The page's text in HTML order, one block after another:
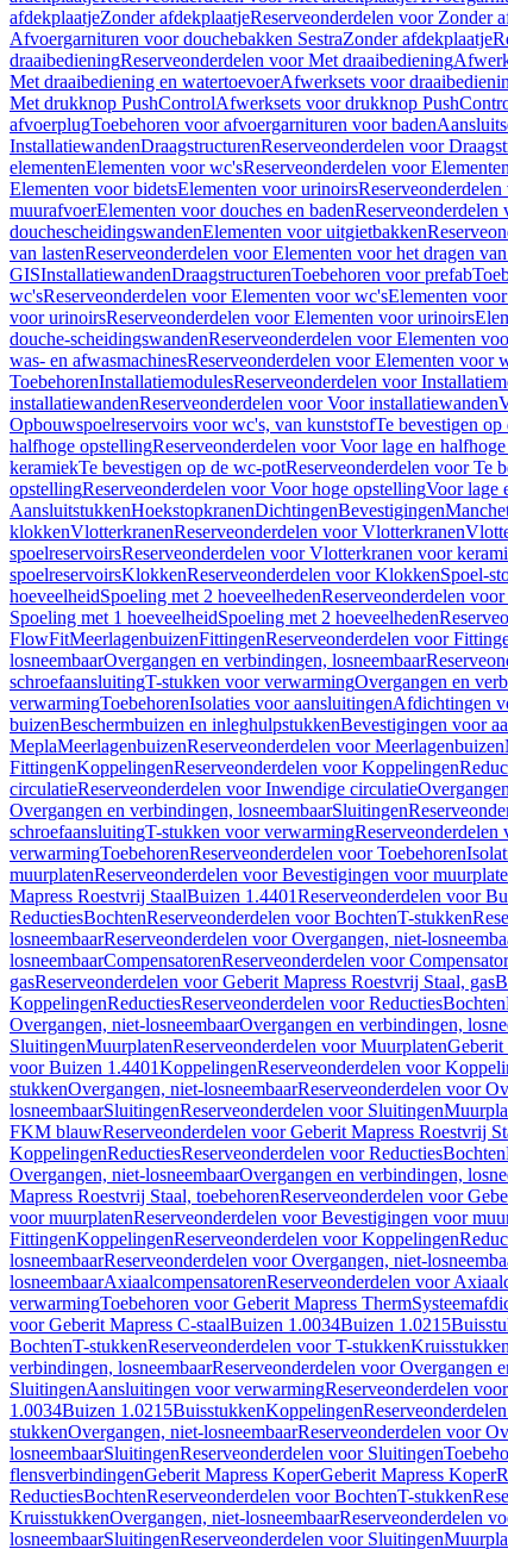
afdekplaatjeZonder afdekplaatjeReserveonderdelen voor Zonder
Afvoergarnituren voor douchebakken SestraZonder afdekplaatje
draaibedieningReserveonderdelen voor Met draaibediening
Met draaibediening en watertoevoerAfwerksets voor
Met drukknop PushControlAfwerksets voor drukknop
afvoerplugToebehoren voor afvoergarnituren voor baden
InstallatiewandenDraagstructurenReserveonderdelen voor
elementenElementen voor wc'sReserveonderdelen voor
Elementen voor bidetsElementen voor urinoirs
muurafvoerElementen voor douches en badenReserveonderdelen
douchescheidingswandenElementen voor uitgietbakken
van lastenReserveonderdelen voor Elementen voor het dragen
GISInstallatiewandenDraagstructurenToebehoren voor prefab
wc'sReserveonderdelen voor Elementen voor wc'sElementen
voor urinoirsReserveonderdelen voor Elementen voor urinoirs
douche-scheidingswandenReserveonderdelen voor Elementen
was- en afwasmachinesReserveonderdelen voor Elementen voor
ToebehorenInstallatiemodulesReserveonderdelen voor
installatiewandenReserveonderdelen voor Voor installatiewanden
Opbouwspoelreservoirs voor wc's, van kunststofTe bevestigen
halfhoge opstellingReserveonderdelen voor Voor lage en
keramiekTe bevestigen op de wc-potReserveonderdelen voor Te
opstellingReserveonderdelen voor Voor hoge opstellingVoor lage
AansluitstukkenHoekstopkranenDichtingenBevestigingen
klokkenVlotterkranenReserveonderdelen voor Vlotterkranen
spoelreservoirsReserveonderdelen voor Vlotterkranen voor
spoelreservoirsKlokkenReserveonderdelen voor KlokkenSpoel-
hoeveelheidSpoeling met 2 hoeveelhedenReserveonderdelen
Spoeling met 1 hoeveelheidSpoeling met 2 hoeveelheden
FlowFitMeerlagenbuizenFittingenReserveonderdelen voor
losneembaarOvergangen en verbindingen, losneembaar
schroefaansluitingT-stukken voor verwarmingOvergangen en
verwarmingToebehorenIsolaties voor aansluitingenAfdichtingen
buizenBeschermbuizen en inleghulpstukkenBevestigingen voor
MeplaMeerlagenbuizenReserveonderdelen voor Meerlagenbuizen
FittingenKoppelingenReserveonderdelen voor Koppelingen
circulatieReserveonderdelen voor Inwendige circulatie
Overgangen en verbindingen, losneembaarSluitingen
schroefaansluitingT-stukken voor verwarming
verwarmingToebehorenReserveonderdelen voor Toebehoren
muurplatenReserveonderdelen voor Bevestigingen voor
Mapress Roestvrij StaalBuizen 1.4401Reserveonderdelen voor
ReductiesBochtenReserveonderdelen voor BochtenT-stukken
losneembaarReserveonderdelen voor Overgangen, niet-
losneembaarCompensatorenReserveonderdelen voor
gasReserveonderdelen voor Geberit Mapress Roestvrij Staal, gas
KoppelingenReductiesReserveonderdelen voor ReductiesBochten
Overgangen, niet-losneembaarOvergangen en verbindingen,
SluitingenMuurplatenReserveonderdelen voor MuurplatenGeberit
voor Buizen 1.4401KoppelingenReserveonderdelen voor
stukkenOvergangen, niet-losneembaarReserveonderdelen voor
losneembaarSluitingenReserveonderdelen voor Sluitingen
FKM blauwReserveonderdelen voor Geberit Mapress Roestvrij
KoppelingenReductiesReserveonderdelen voor ReductiesBochten
Overgangen, niet-losneembaarOvergangen en verbindingen,
Mapress Roestvrij Staal, toebehorenReserveonderdelen voor
voor muurplatenReserveonderdelen voor Bevestigingen voor
FittingenKoppelingenReserveonderdelen voor Koppelingen
losneembaarReserveonderdelen voor Overgangen, niet-
losneembaarAxiaalcompensatorenReserveonderdelen voor
verwarmingToebehoren voor Geberit Mapress Therm
voor Geberit Mapress C-staalBuizen 1.0034Buizen 1.0215
BochtenT-stukkenReserveonderdelen voor T-stukkenKruisstukken
verbindingen, losneembaarReserveonderdelen voor Overgangen
SluitingenAansluitingen voor verwarmingReserveonderdelen
1.0034Buizen 1.0215BuisstukkenKoppelingen
stukkenOvergangen, niet-losneembaarReserveonderdelen voor
losneembaarSluitingenReserveonderdelen voor Sluitingen
flensverbindingenGeberit Mapress KoperGeberit Mapress Koper
ReductiesBochtenReserveonderdelen voor BochtenT-stukken
KruisstukkenOvergangen, niet-losneembaarReserveonderdelen
losneembaarSluitingenReserveonderdelen voor Sluitingen